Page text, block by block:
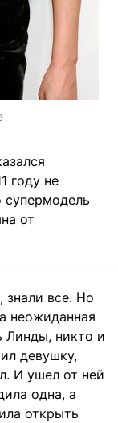
году не
супермодель
от
все. Но
неожиданная
Линды, никто и
девушку,
И ушел от ней
одна, а
открыть